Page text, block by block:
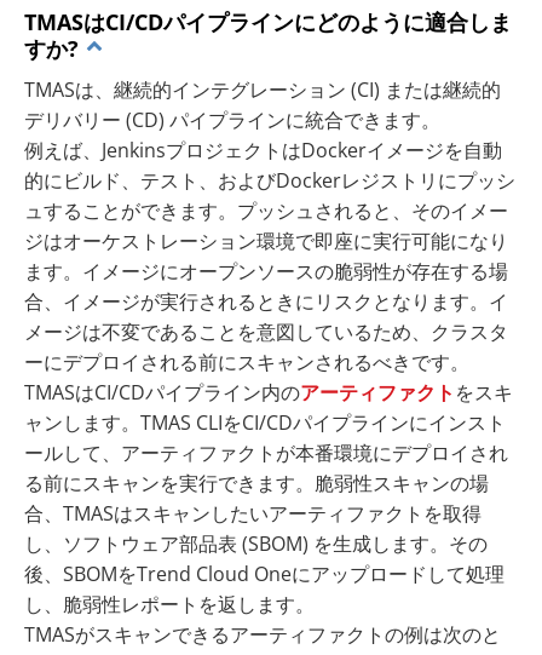
TMASはCI/CDパイプラインにどのように適合しま
すか?
TMASは、継続的インテグレーション (CI) または継続的
デリバリー (CD) パイプラインに統合できます。
例えば、JenkinsプロジェクトはDockerイメージを自動
的にビルド、テスト、およびDockerレジストリにプッシ
ュすることができます。プッシュされると、そのイメー
ジはオーケストレーション環境で即座に実行可能になり
ます。イメージにオープンソースの脆弱性が存在する場
合、イメージが実行されるときにリスクとなります。イ
メージは不変であることを意図しているため、クラスタ
ーにデプロイされる前にスキャンされるべきです。
TMASはCI/CDパイプライン内のアーティファクト をスキ
ャンします。TMAS CLIをCI/CDパイプラインにインスト
ールして、アーティファクトが本番環境にデプロイされ
る前にスキャンを実行できます。脆弱性スキャンの場
合、TMASはスキャンしたいアーティファクトを取得
し、ソフトウェア部品表 (SBOM) を生成します。その
後、SBOMをTrend Cloud Oneにアップロードして処理
し、脆弱性レポートを返します。
TMASがスキャンできるアーティファクトの例は次のと